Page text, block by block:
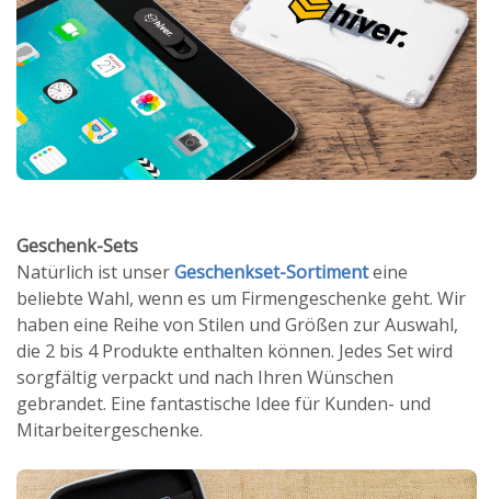
Geschenk-Sets
Natürlich ist unserGeschenkset-Sortimenteine
beliebte Wahl, wenn es um Firmengeschenke geht. Wir
haben eine Reihe von Stilen und Größen zur Auswahl,
die 2 bis 4 Produkte enthalten können. Jedes Set wird
sorgfältig verpackt und nach Ihren Wünschen
gebrandet. Eine fantastische Idee für Kunden- und
Mitarbeitergeschenke.